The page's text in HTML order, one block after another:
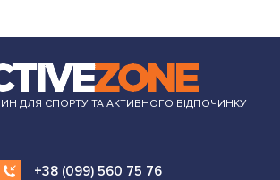
ДЛЯ СПОРТУ ТА АКТИВНОГО ВІДПОЧИНКУ
+38 (099) 560 75 76